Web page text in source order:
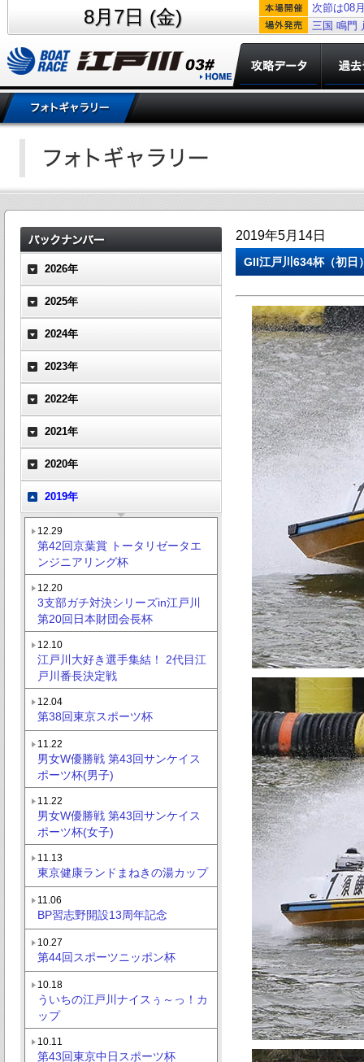
8月7日 (金)
次節は08
三国 鳴門
2026年
2025年
2024年
2023年
2022年
2021年
2020年
2019年
12.29
第42回京葉賞 トータリゼータエ
ンジニアリング杯
12.20
3支部ガチ対決シリーズin江戸川
第20回日本財団会長杯
12.10
江戸川大好き選手集結！ 2代目江
戸川番長決定戦
12.04
第38回東京スポーツ杯
11.22
男女W優勝戦 第43回サンケイス
ポーツ杯(男子)
11.22
男女W優勝戦 第43回サンケイス
ポーツ杯(女子)
11.13
東京健康ランドまねきの湯カップ
11.06
BP習志野開設13周年記念
10.27
第44回スポーツニッポン杯
10.18
ういちの江戸川ナイスぅ～っ！カ
ップ
10.11
第43回東京中日スポーツ杯
2019年5月14日
GII江戸川634杯（初日